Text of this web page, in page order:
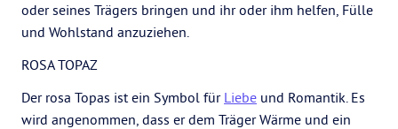
oder seines Trägers bringen und ihr oder ihm helfen, Fülle
und Wohlstand anzuziehen.
ROSA TOPAZ
Der rosa Topas ist ein Symbol für Liebe und Romantik. Es
wird angenommen, dass er dem Träger Wärme und ein